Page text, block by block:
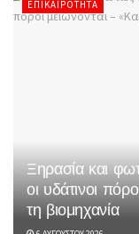
ΕΠΙΚΑΙΡΌΤΗΤΑ
Ξηρασία και
οι υδάτινοι
τη βιομηχανία